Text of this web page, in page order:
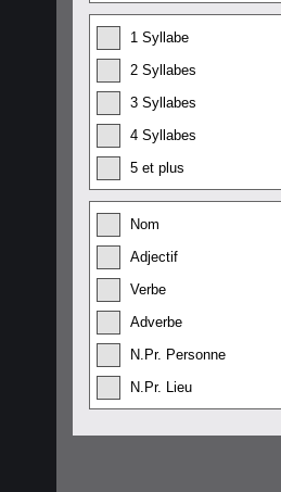
1 Syllabe
2 Syllabes
3 Syllabes
4 Syllabes
5 et plus
Nom
Adjectif
Verbe
Adverbe
N.Pr. Personne
N.Pr. Lieu